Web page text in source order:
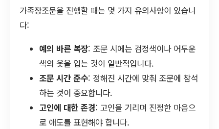
가족장조문을 진행할 때는 몇 가지 유의사항이 있습니
다:
예의 바른 복장: 조문 시에는 검정색이나 어두운
색의 옷을 입는 것이 일반적입니다.
조문 시간 준수: 정해진 시간에 맞춰 조문에 참석
하는 것이 중요합니다.
고인에 대한 존경: 고인을 기리며 진정한 마음으
로 애도를 표현해야 합니다.